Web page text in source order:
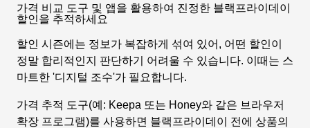
가격 비교 도구 및 앱을 활용하여 진정한 블랙프라이데이
할인을 추적하세요
할인 시즌에는 정보가 복잡하게 섞여 있어, 어떤 할인이
정말 합리적인지 판단하기 어려울 수 있습니다. 이때는 스
마트한 '디지털 조수'가 필요합니다.
가격 추적 도구(예: Keepa 또는 Honey와 같은 브라우저
확장 프로그램)를 사용하면 블랙프라이데이 전에 상품의